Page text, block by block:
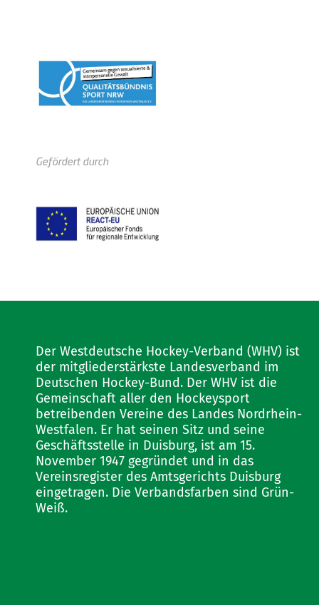
Gefördert durch
Der Westdeutsche Hockey-Verband (WHV) ist
der mitgliederstärkste Landesverband im
Deutschen Hockey-Bund. Der WHV ist die
Gemeinschaft aller den Hockeysport
betreibenden Vereine des Landes Nordrhein-
Westfalen. Er hat seinen Sitz und seine
Geschäftsstelle in Duisburg, ist am 15.
November 1947 gegründet und in das
Vereinsregister des Amtsgerichts Duisburg
eingetragen. Die Verbandsfarben sind Grün-
Weiß.